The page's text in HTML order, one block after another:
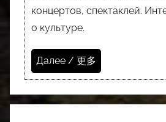
концертов, спектаклей.
о культуре.
Далее / 更多